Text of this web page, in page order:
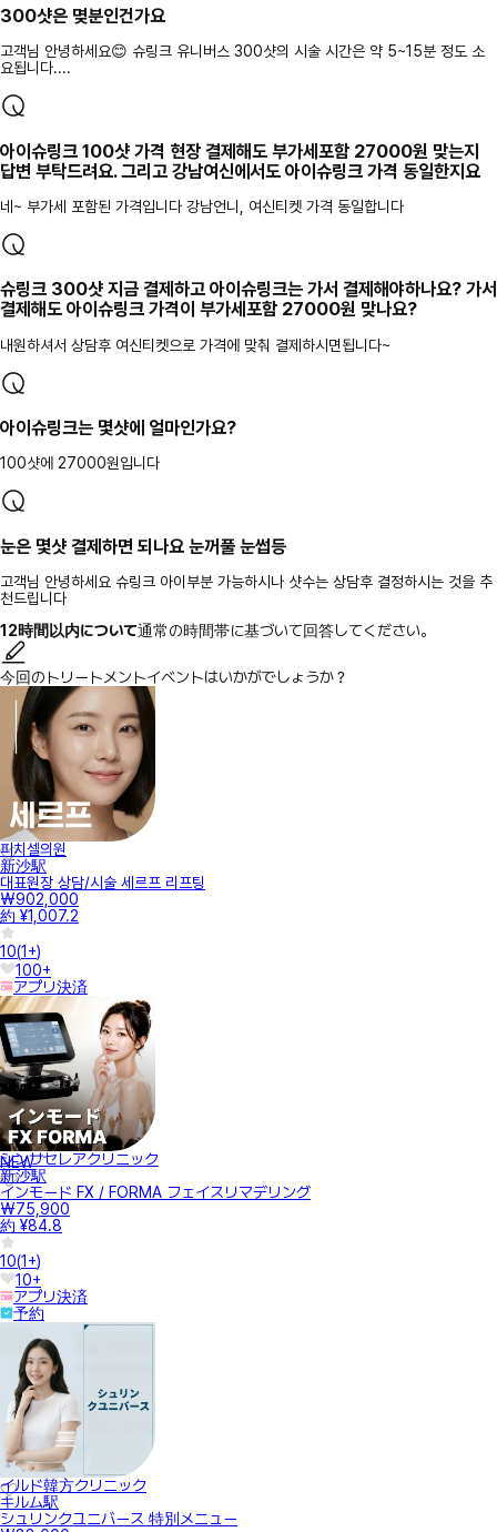
300샷은 몆분인건가요
고객님 안녕하세요😊 슈링크 유니버스 300샷의 시술 시간은 약 5~15분 정도 소
요됩니다....
아이슈링크 100샷 가격 현장 결제해도 부가세포함 27000원 맞는지
답변 부탁드려요. 그리고 강남여신에서도 아이슈링크 가격 동일한지요
네~ 부가세 포함된 가격입니다 강남언니, 여신티켓 가격 동일합니다
슈링크 300샷 지금 결제하고 아이슈링크는 가서 결제해야하나요? 가서
결제해도 아이슈링크 가격이 부가세포함 27000원 맞나요?
내원하셔서 상담후 여신티켓으로 가격에 맞춰 결제하시면됩니다~
아이슈링크는 몇샷에 얼마인가요?
100샷에 27000원입니다
눈은 몇샷 결제하면 되나요 눈꺼풀 눈썹등
고객님 안녕하세요 슈링크 아이부분 가능하시나 샷수는 상담후 결정하시는 것을 추
천드립니다
12時間以内について通常の時間帯に基づいて回答してください。
今回のトリートメントイベントはいかがでしょうか？
피치셀의원
新沙駅
대표원장 상담/시술 세르프 리프팅
₩902,000
約 ¥1,007.2
10(1+)
100+
アプリ決済
NEW
シンサセレアクリニック
新沙駅
インモード FX / FORMA フェイスリマデリング
₩75,900
約 ¥84.8
10(1+)
10+
アプリ決済
予約
イルド韓方クリニック
キルム駅
シュリンクユニバース 特別メニュー